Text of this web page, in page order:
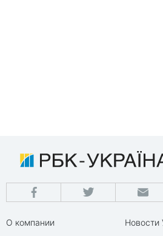
О компании
Новости